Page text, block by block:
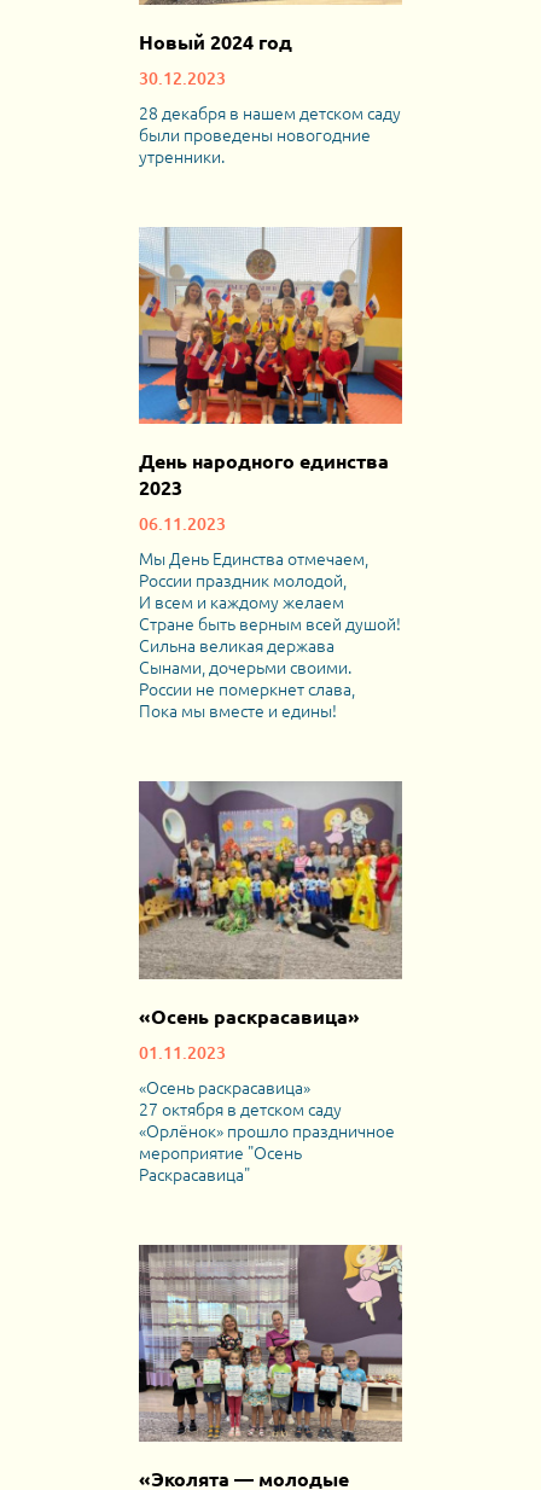
Новый 2024 год
30.12.2023
28 декабря в нашем детском саду
были проведены новогодние
утренники.
День народного единства
2023
06.11.2023
Мы День Единства отмечаем,
России праздник молодой,
И всем и каждому желаем
Стране быть верным всей душой!
Сильна великая держава
Сынами, дочерьми своими.
России не померкнет слава,
Пока мы вместе и едины!
«Осень раскрасавица»
01.11.2023
«Осень раскрасавица»
27 октября в детском саду
«Орлёнок» прошло праздничное
мероприятие "Осень
Раскрасавица"
«Эколята — молодые